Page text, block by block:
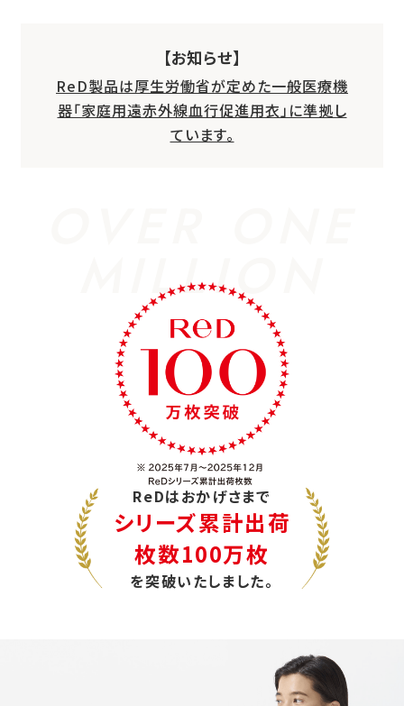
【お知らせ】
ReD製品は厚生労働省が定めた一般医療機
器「家庭用遠赤外線血行促進用衣」に準拠し
ています。
MILLION
ReDはおかげさまで
シリーズ累計出荷
枚数100万枚
を突破いたしました。